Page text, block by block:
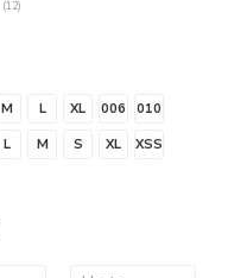
(12)
M L XL 006
010
L M S XL
XSS